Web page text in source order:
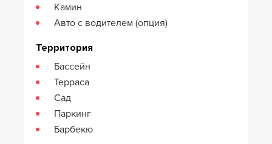
Камин
Авто с водителем (опция)
Территория
Бассейн
Терраса
Сад
Паркинг
Барбекю